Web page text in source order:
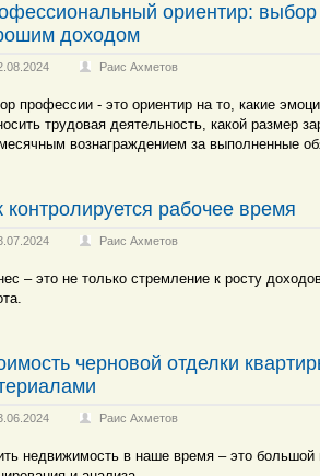
ориентир: выбор
доходом
Раис Ахметов
профессии - это ориентир на то, какие
трудовая деятельность, какой размер
вознаграждением за выполненные
контролируется рабочее время
Раис Ахметов
– это не только стремление к росту
черновой отделки
Раис Ахметов
недвижимость в наше время – это